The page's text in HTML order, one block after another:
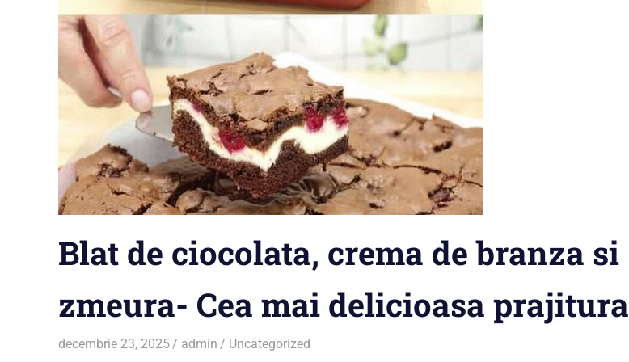
Blat de ciocolata, crema de branza si
zmeura- Cea mai delicioasa prajitura
decembrie 23, 2025 admin Uncategorized